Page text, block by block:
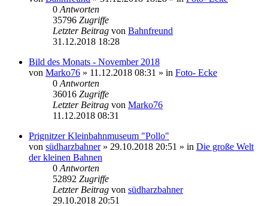
0 Antworten
35796 Zugriffe
Letzter Beitrag von Bahnfreund
31.12.2018 18:28
Bild des Monats - November 2018
von Marko76 » 11.12.2018 08:31 » in Foto- Ecke
0 Antworten
36016 Zugriffe
Letzter Beitrag von Marko76
11.12.2018 08:31
Prignitzer Kleinbahnmuseum "Pollo"
von südharzbahner» 29.10.2018 20:51 » in Die große Welt
der kleinen Bahnen
0 Antworten
52892 Zugriffe
Letzter Beitrag von südharzbahner
29.10.2018 20:51